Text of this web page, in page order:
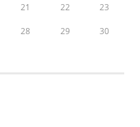
21 22 23
28 29 30